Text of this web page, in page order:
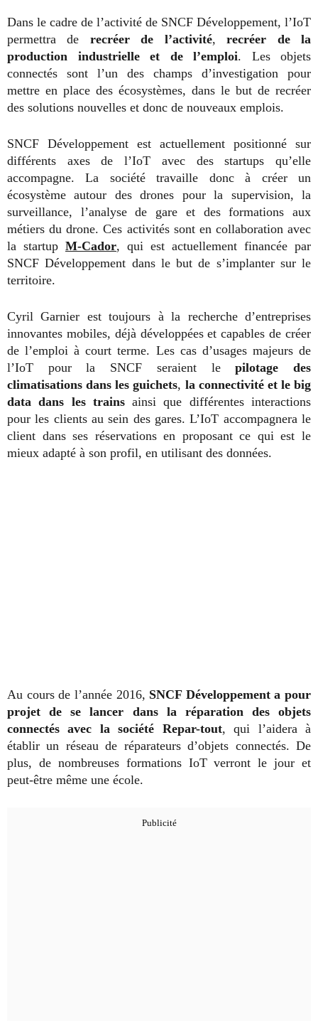
Dans le cadre de l’activité de SNCF Développement, l’IoT
permettra de recréer de l’activité,recréer de la
production industrielle et de l’emploi. Les objets
connectés sont l’un des champs d’investigation pour
mettre en place des écosystèmes, dans le but de recréer
des solutions nouvelles et donc de nouveaux emplois.
SNCF Développement est actuellement positionné sur
différents axes de l’IoT avec des startups qu’elle
accompagne. La société travaille donc à créer un
écosystème autour des drones pour la supervision, la
surveillance, l’analyse de gare et des formations aux
métiers du drone. Ces activités sont en collaboration avec
la startup M-Cador, qui est actuellement financée par
SNCF Développement dans le but de s’implanter sur le
territoire.
Cyril Garnier est toujours à la recherche d’entreprises
innovantes mobiles, déjà développées et capables de créer
de l’emploi à court terme. Les cas d’usages majeurs de
l’IoT pour la SNCF seraient lepilotage des
climatisations dans les guichets, la connectivité et le big
data dans les trainsainsi que différentes interactions
pour les clients au sein des gares. L’IoT accompagnera le
client dans ses réservations en proposant ce qui est le
mieux adapté à son profil, en utilisant des données.
Au cours de l’année 2016, SNCF Développement a pour
projet de se lancer dans la réparation des objets
connectés avec la société Repar-tout, qui l’aidera à
établir un réseau de réparateurs d’objets connectés. De
plus, de nombreuses formations IoT verront le jour et
peut-être même une école.